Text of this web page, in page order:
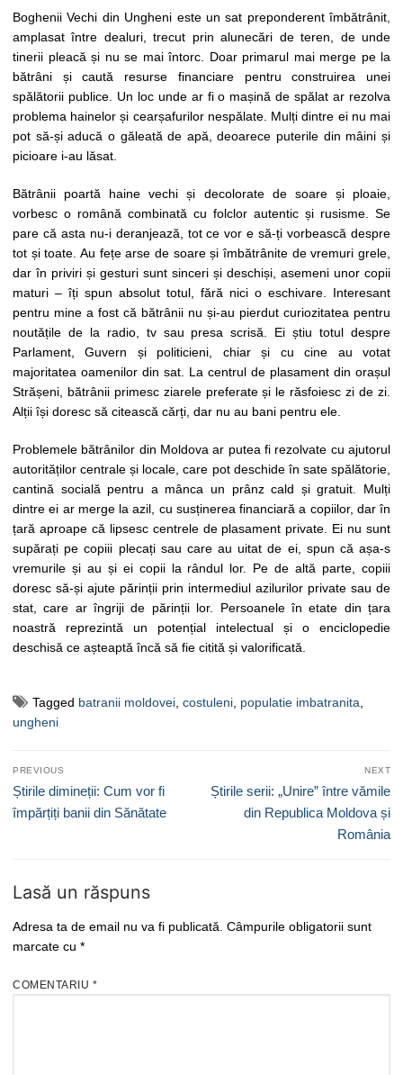
Boghenii Vechi din Ungheni este un sat preponderent îmbătrânit,
amplasat între dealuri, trecut prin alunecări de teren, de unde
tinerii pleacă și nu se mai întorc. Doar primarul mai merge pe la
bătrâni și caută resurse financiare pentru construirea unei
spălătorii publice. Un loc unde ar fi o mașină de spălat ar rezolva
problema hainelor și cearșafurilor nespălate. Mulți dintre ei nu mai
pot să-și aducă o găleată de apă, deoarece puterile din mâini și
picioare i-au lăsat.
Bătrânii poartă haine vechi și decolorate de soare și ploaie,
vorbesc o română combinată cu folclor autentic și rusisme. Se
pare că asta nu-i deranjează, tot ce vor e să-ți vorbească despre
tot și toate. Au fețe arse de soare și îmbătrânite de vremuri grele,
dar în priviri și gesturi sunt sinceri și deschiși, asemeni unor copii
maturi – îți spun absolut totul, fără nici o eschivare. Interesant
pentru mine a fost că bătrânii nu și-au pierdut curiozitatea pentru
noutățile de la radio, tv sau presa scrisă. Ei știu totul despre
Parlament, Guvern și politicieni, chiar și cu cine au votat
majoritatea oamenilor din sat. La centrul de plasament din orașul
Strășeni, bătrânii primesc ziarele preferate și le răsfoiesc zi de zi.
Alții își doresc să citească cărți, dar nu au bani pentru ele.
Problemele bătrânilor din Moldova ar putea fi rezolvate cu ajutorul
autorităților centrale și locale, care pot deschide în sate spălătorie,
cantină socială pentru a mânca un prânz cald și gratuit. Mulți
dintre ei ar merge la azil, cu susținerea financiară a copiilor, dar în
țară aproape că lipsesc centrele de plasament private. Ei nu sunt
supărați pe copiii plecați sau care au uitat de ei, spun că așa-s
vremurile și au și ei copii la rândul lor. Pe de altă parte, copiii
doresc să-și ajute părinții prin intermediul azilurilor private sau de
stat, care ar îngriji de părinții lor. Persoanele în etate din țara
noastră reprezintă un potențial intelectual și o enciclopedie
deschisă ce așteaptă încă să fie citită și valorificată.
Tagged batranii moldovei, costuleni, populatie imbatranita,
ungheni
Navigare
în
articole
PREVIOUS
Previous
post:
Știrile dimineții: Cum vor fi
împărțiți banii din Sănătate
NEXT
Next
Știrile serii: „Unire” între vămile
din Republica Moldova și
România
Lasă un răspuns
Adresa ta de email nu va fi publicată. Câmpurile obligatorii sunt
marcate cu *
COMENTARIU *